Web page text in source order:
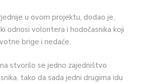
u ovom projektu, dodao je,
odnosi volontera i hodočasnika koji
brige i nedaće.
stvorilo se jedno zajedništvo
tako da sada jedni drugima idu